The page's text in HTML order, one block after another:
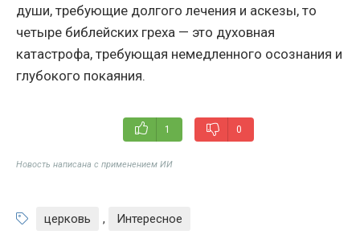
души, требующие долгого лечения и аскезы, то
четыре библейских греха — это духовная
катастрофа, требующая немедленного осознания и
глубокого покаяния.
1 0
Новость написана с применением ИИ
церковь , Интересное